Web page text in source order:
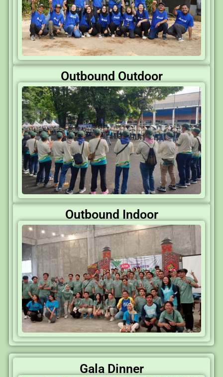
Outbound Outdoor
Outbound Indoor
Gala Dinner